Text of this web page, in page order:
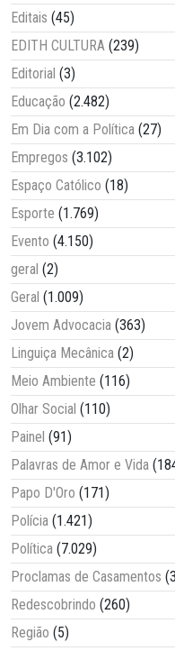
Editais (45)
EDITH CULTURA (239)
Editorial (3)
Educação (2.482)
Em Dia com a Política (27)
Empregos (3.102)
Espaço Católico (18)
Esporte (1.769)
Evento (4.150)
geral (2)
Geral (1.009)
Jovem Advocacia (363)
Linguiça Mecânica (2)
Meio Ambiente (116)
Olhar Social (110)
Painel (91)
Palavras de Amor e Vida
Papo D'Oro (171)
Polícia (1.421)
Política (7.029)
Proclamas de Casamentos
Redescobrindo (260)
Região (5)